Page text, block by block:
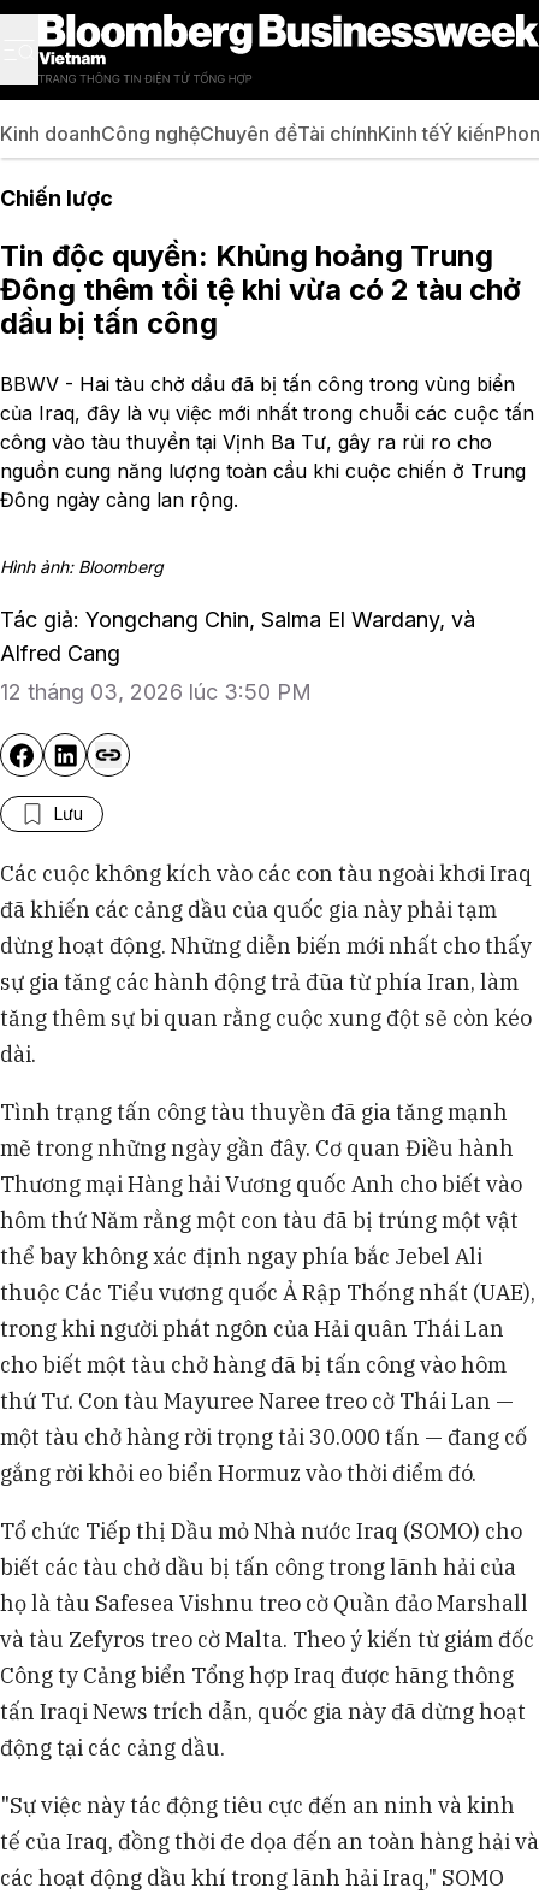
Kinh doanhCông nghệChuyên đềTài chínhKinh tếÝ kiến
Chiến lược
Tin độc quyền: Khủng hoảng Trung
Đông thêm tồi tệ khi vừa có 2 tàu chở
dầu bị tấn công
BBWV - Hai tàu chở dầu đã bị tấn công trong vùng biển
của Iraq, đây là vụ việc mới nhất trong chuỗi các cuộc tấn
công vào tàu thuyền tại Vịnh Ba Tư, gây ra rủi ro cho
nguồn cung năng lượng toàn cầu khi cuộc chiến ở Trung
Đông ngày càng lan rộng.
Hình ảnh: Bloomberg
Tác giả: Yongchang Chin, Salma El Wardany, và
Alfred Cang
12 tháng 03, 2026 lúc 3:50 PM
Lưu
Các cuộc không kích vào các con tàu ngoài khơi Iraq
đã khiến các cảng dầu của quốc gia này phải tạm
dừng hoạt động. Những diễn biến mới nhất cho thấy
sự gia tăng các hành động trả đũa từ phía Iran, làm
tăng thêm sự bi quan rằng cuộc xung đột sẽ còn kéo
dài.
Tình trạng tấn công tàu thuyền đã gia tăng mạnh
mẽ trong những ngày gần đây. Cơ quan Điều hành
Thương mại Hàng hải Vương quốc Anh cho biết vào
hôm thứ Năm rằng một con tàu đã bị trúng một vật
thể bay không xác định ngay phía bắc Jebel Ali
thuộc Các Tiểu vương quốc Ả Rập Thống nhất (UAE),
trong khi người phát ngôn của Hải quân Thái Lan
cho biết một tàu chở hàng đã bị tấn công vào hôm
thứ Tư. Con tàu Mayuree Naree treo cờ Thái Lan —
một tàu chở hàng rời trọng tải 30.000 tấn — đang cố
gắng rời khỏi eo biển Hormuz vào thời điểm đó.
Tổ chức Tiếp thị Dầu mỏ Nhà nước Iraq (SOMO) cho
biết các tàu chở dầu bị tấn công trong lãnh hải của
họ là tàu Safesea Vishnu treo cờ Quần đảo Marshall
và tàu Zefyros treo cờ Malta. Theo ý kiến từ giám đốc
Công ty Cảng biển Tổng hợp Iraq được hãng thông
tấn Iraqi News trích dẫn, quốc gia này đã dừng hoạt
động tại các cảng dầu.
"Sự việc này tác động tiêu cực đến an ninh và kinh
tế của Iraq, đồng thời đe dọa đến an toàn hàng hải và
các hoạt động dầu khí trong lãnh hải Iraq," SOMO